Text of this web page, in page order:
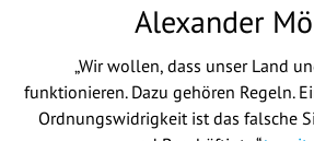
Alexander
„Wir wollen, dass unser Land
funktionieren. Dazu gehören Regeln.
Ordnungswidrigkeit ist das falsche